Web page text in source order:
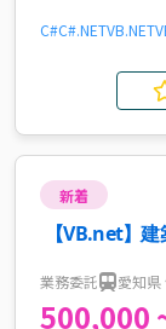
C#C#.NETVB.NET
新着
【VB.net】
業務委託 愛知県
500,000